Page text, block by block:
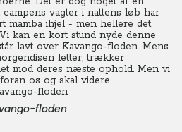
campens vagter i nattens løb har
mamba ihjel - men hellere det,
kan en kort stund nyde denne
lavt over Kavango-floden. Mens
letter, trækker
mod deres næste ophold. Men vi
os og skal videre.
floden